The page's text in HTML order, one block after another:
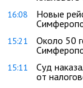
16:08
Новые
15:21
Около 50
15:11
Суд
от